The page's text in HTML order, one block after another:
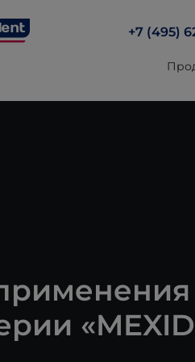
+7 (495)